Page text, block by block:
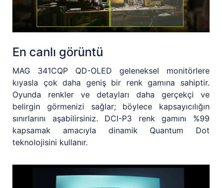
En canlı görüntü
MAG 341CQP QD-OLED geleneksel monitörlere
kıyasla çok daha geniş bir renk gamına sahiptir.
Oyunda renkler ve detayları daha gerçekçi ve
belirgin görmenizi sağlar; böylece kapsayıcılığın
sınırlarını aşabilirsiniz. DCI-P3 renk gamını %99
kapsamak amacıyla dinamik Quantum Dot
teknolojisini kullanır.